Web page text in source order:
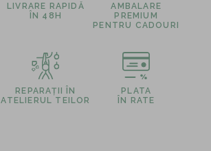
LIVRARE RAPIDĂ
ÎN 48H
AMBALARE
PREMIUM
PENTRU CADOURI
REPARAȚII ÎN
ATELIERUL TEILOR
PLATA
ÎN RATE